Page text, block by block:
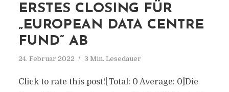
RSTES CLOSING FÜR „
EUROPEAN DATA CENTRE F
UND“ AB
24. Februar 2022 3 Min. Lesedauer
Click to rate this post![Total: 0 Average: 0]Die